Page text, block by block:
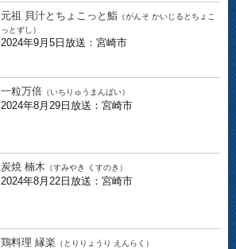
元祖 貝汁とちょこっと鮨 （がんそ かいじるとちょこ
っとずし）
2024年9月5日放送：宮崎市
一粒万倍 （いちりゅうまんばい）
2024年8月29日放送：宮崎市
炭焼 楠木 （すみやき くすのき）
2024年8月22日放送：宮崎市
鶏料理 縁楽 （とりりょうり えんらく）